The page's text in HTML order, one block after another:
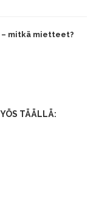
– mitkä mietteet?
TÄÄLLÄ: